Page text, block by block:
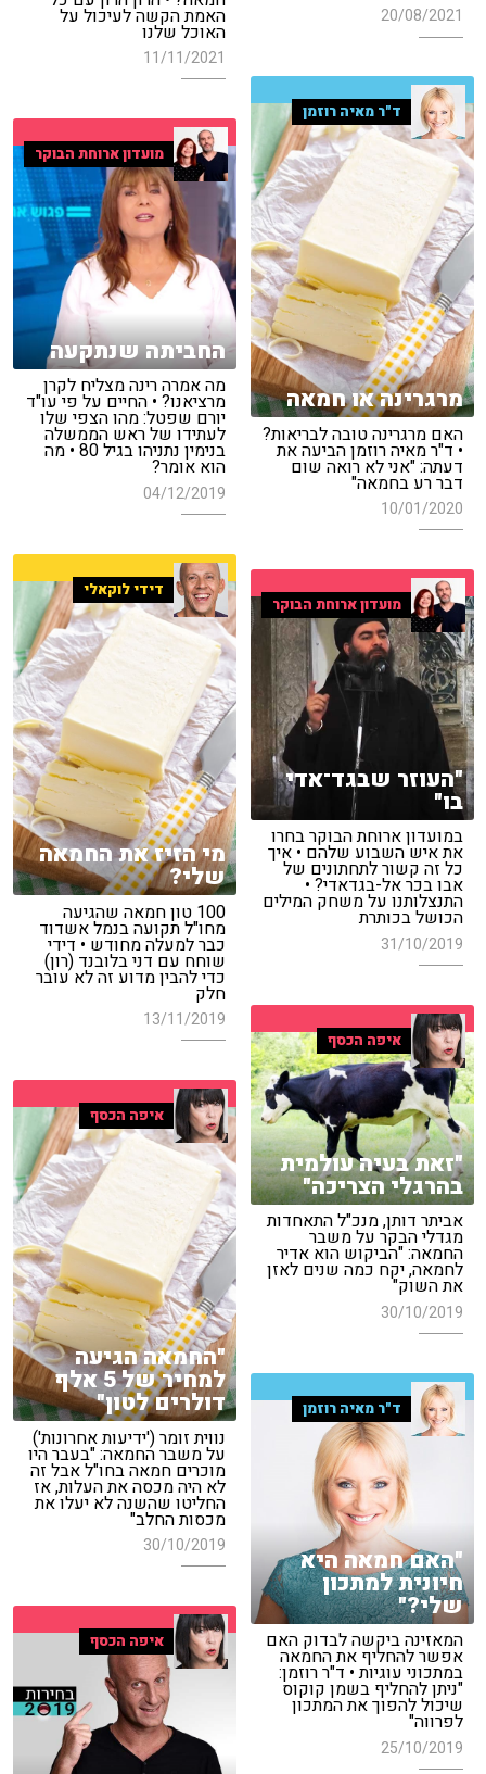
האמת הקשה לעיכול על
האוכל שלנו
11/11/2021
20/08/2021
ד"ר מאיה רוזמן
מרגרינה או חמאה
האם מרגרינה טובה לבריאות?
• ד"ר מאיה רוזמן הביעה את
דעתה: "אני לא רואה שום
דבר רע בחמאה"
10/01/2020
מועדון ארוחת הבוקר
החביתה שנתקעה
מה אמרה רינה מצליח לקרן
מרציאנו? • החיים על פי עו"ד
יורם שפטל: מהו הצפי שלו
לעתידו של ראש הממשלה
בנימין נתניהו בגיל 80 • מה
הוא אומר?
04/12/2019
דידי לוקאלי
מי הזיז את החמאה
שלי?
100 טון חמאה שהגיעה
מחו"ל תקועה בנמל אשדוד
כבר למעלה מחודש • דידי
שוחח עם דני בלובנד (רון)
כדי להבין מדוע זה לא עובר
חלק
13/11/2019
מועדון ארוחת הבוקר
"העוזר שבגד־אדי
בו"
במועדון ארוחת הבוקר בחרו
את איש השבוע שלהם • איך
כל זה קשור לתחתונים של
אבו בכר אל-בגדאדי? •
התנצלותנו על משחק המילים
הכושל בכותרת
31/10/2019
איפה הכסף
"זאת בעיה עולמית
בהרגלי הצריכה"
אביתר דותן, מנכ"ל התאחדות
מגדלי הבקר על משבר
החמאה: "הביקוש הוא אדיר
לחמאה, יקח כמה שנים לאזן
את השוק"
30/10/2019
איפה הכסף
"החמאה הגיעה
למחיר של 5 אלף
דולרים לטון"
נווית זומר ('ידיעות אחרונות')
על משבר החמאה: "בעבר היו
מוכרים חמאה בחו"ל אבל זה
לא היה מכסה את העלות, אז
החליטו שהשנה לא יעלו את
מכסות החלב"
30/10/2019
ד"ר מאיה רוזמן
"האם חמאה היא
חיונית למתכון
שלי?"
המאזינה ביקשה לבדוק האם
אפשר להחליף את החמאה
במתכוני עוגיות • ד"ר רוזמן:
"ניתן להחליף בשמן קוקוס
שיכול להפוך את המתכון
לפרווה"
25/10/2019
איפה הכסף